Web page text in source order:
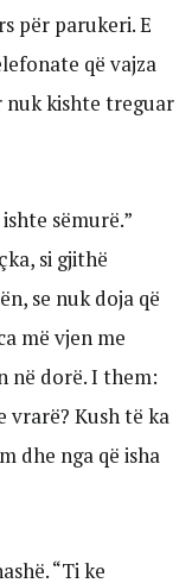
për parukeri. E
që vajza
nuk kishte treguar
sëmurë.”
si gjithë
se nuk doja që
më vjen me
në dorë. I them:
vrarë? Kush të ka
dhe nga që isha
“Ti ke